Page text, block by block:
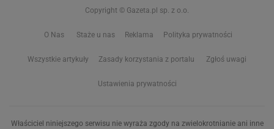
Copyright © Gazeta.pl sp. z o.o.
O Nas Staże u nas Reklama Polityka prywatności
Wszystkie artykuły Zasady korzystania z portalu Zgłoś uwagi
Ustawienia prywatności
Właściciel niniejszego serwisu nie wyraża zgody na zwielokrotnianie ani inne